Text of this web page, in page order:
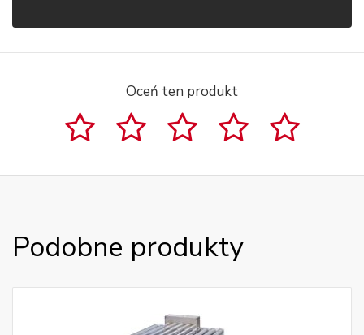
Oceń ten produkt
Podobne produkty